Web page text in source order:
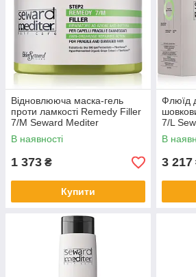
Відновлююча маска-гель
проти ламкості Remedy Filler
7/M Seward Mediter
В наявності
1 373 ₴
Купити
Флюїд
7/L
В
3 217